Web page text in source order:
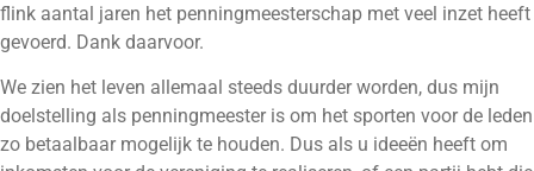
flink aantal jaren het penningmeesterschap met veel inzet heeft
gevoerd. Dank daarvoor.
We zien het leven allemaal steeds duurder worden, dus mijn
doelstelling als penningmeester is om het sporten voor de leden
zo betaalbaar mogelijk te houden. Dus als u ideeën heeft om